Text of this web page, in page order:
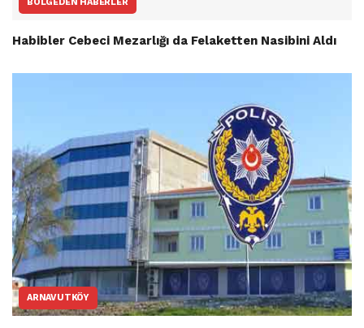
BÖLGEDEN HABERLER
Habibler Cebeci Mezarlığı da Felaketten Nasibini Aldı
ARNAVUTKÖY